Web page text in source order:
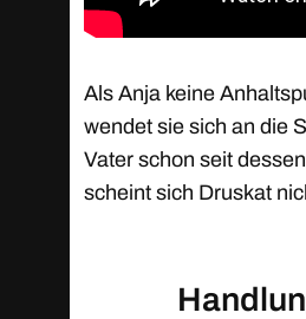
Als Anja keine
wendet sie sich an die
Vater schon seit
scheint sich Druskat